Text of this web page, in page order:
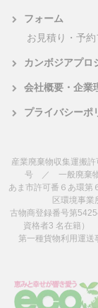
フォーム
お見積り・予約
カンボジアプロ
会社概要・企業
プライバシーポ
産業廃棄物収集運搬
号 ／ 一般廃棄物
あま市許可番６あ環
区環境事業
古物商登録番号第
資格者3 名在籍）
第一種貨物利用運